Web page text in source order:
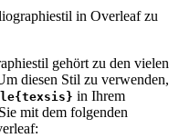
in Overleaf zu
gehört zu den vielen
diesen Stil zu verwenden,
in Ihrem
mit dem folgenden